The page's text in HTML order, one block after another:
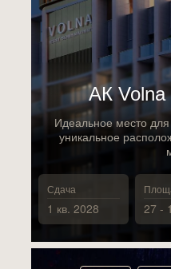
27 -
1 кв. 2028
Сдача
Идеальное место
уникальное
АК Volna